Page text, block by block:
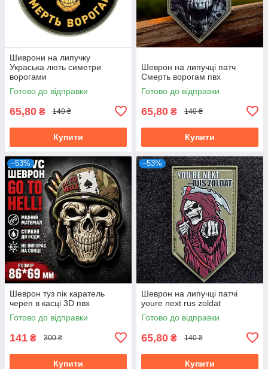
Шиврони на липучку
Украська лють симетри
ворогами
Готово до відправки
65,80 ₴ 140 ₴
Купити
Шеврон на липучці патч
Смерть ворогам пвх
Готово до відправки
65,80 ₴ 140 ₴
Купити
–53%
Шеврон туз пік каратель
череп в касці 3D пвх
Готово до відправки
141 ₴ 300 ₴
Купити
–53%
Шеврон на липучці патчі
youre next rus zoldat
Готово до відправки
65,80 ₴ 140 ₴
Купити